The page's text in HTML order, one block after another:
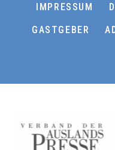
IMPRESSUM
GASTGEBER